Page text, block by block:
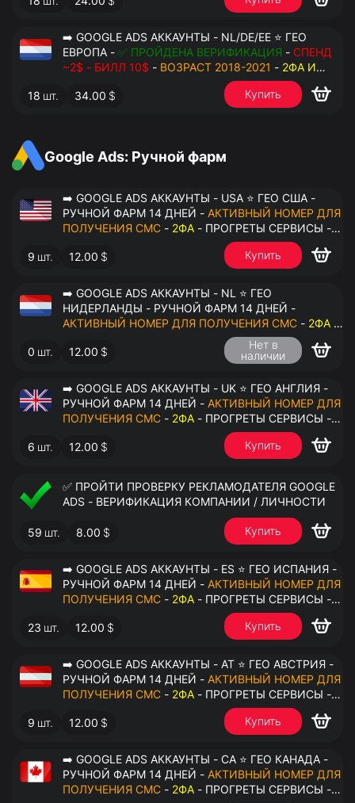
ДОСТУПОМ - ПЕРЕДАЧА В АНТИДЕТЕКТ
➡️ GOOGLE ADS АККАУНТЫ - NL/DE/EE ⭐ ГЕО
ЕВРОПА - ✅ ПРОЙДЕНА ВЕРИФИКАЦИЯ - СПЕНД
~2$ - БИЛЛ 10$ - ВОЗРАСТ 2018-2021 - 2ФА И
- РУЧНОЙ ФАРМ - РЕЗЕРВНАЯ
ПОЧТА С ДОСТУПОМ - ПЕРЕДАЧА В OCTO
18 шт. 34.00 $ Купить
Google Ads: Ручной фарм
➡️ GOOGLE ADS АККАУНТЫ - USA ⭐ ГЕО США -
РУЧНОЙ ФАРМ 14 ДНЕЙ - АКТИВНЫЙ НОМЕР ДЛЯ
ПОЛУЧЕНИЯ СМС - 2ФА - ПРОГРЕТЫ СЕРВИСЫ -
9 шт. 12.00 $ Купить
➡️ GOOGLE ADS АККАУНТЫ - NL ⭐ ГЕО
НИДЕРЛАНДЫ - РУЧНОЙ ФАРМ 14 ДНЕЙ -
АКТИВНЫЙ НОМЕР ДЛЯ ПОЛУЧЕНИЯ СМС - 2ФА -
ПРОГРЕТЫ СЕРВИСЫ - ПЕРЕДАЧА В ОКТО
0 шт. 12.00 $
Нет в
наличии
➡️ GOOGLE ADS АККАУНТЫ - UK ⭐ ГЕО АНГЛИЯ -
РУЧНОЙ ФАРМ 14 ДНЕЙ - АКТИВНЫЙ НОМЕР ДЛЯ
ПОЛУЧЕНИЯ СМС - 2ФА - ПРОГРЕТЫ СЕРВИСЫ -
6 шт. 12.00 $ Купить
✅ ПРОЙТИ ПРОВЕРКУ РЕКЛАМОДАТЕЛЯ GOOGLE
ADS - ВЕРИФИКАЦИЯ КОМПАНИИ / ЛИЧНОСТИ
59 шт. 8.00 $ Купить
➡️ GOOGLE ADS АККАУНТЫ - ES ⭐ ГЕО ИСПАНИЯ -
РУЧНОЙ ФАРМ 14 ДНЕЙ - АКТИВНЫЙ НОМЕР ДЛЯ
ПОЛУЧЕНИЯ СМС - 2ФА - ПРОГРЕТЫ СЕРВИСЫ -
23 шт. 12.00 $ Купить
➡️ GOOGLE ADS АККАУНТЫ - AT ⭐ ГЕО АВСТРИЯ -
РУЧНОЙ ФАРМ 14 ДНЕЙ - АКТИВНЫЙ НОМЕР ДЛЯ
ПОЛУЧЕНИЯ СМС - 2ФА - ПРОГРЕТЫ СЕРВИСЫ -
9 шт. 12.00 $ Купить
➡️ GOOGLE ADS АККАУНТЫ - CA ⭐ ГЕО КАНАДА -
РУЧНОЙ ФАРМ 14 ДНЕЙ - АКТИВНЫЙ НОМЕР ДЛЯ
ПОЛУЧЕНИЯ СМС - 2ФА - ПРОГРЕТЫ СЕРВИСЫ -